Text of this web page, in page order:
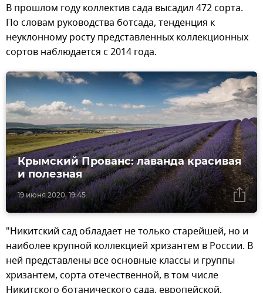
В прошлом году коллектив сада высадил 472 сорта.
По словам руководства ботсада, тенденция к
неуклонному росту представленных коллекционных
сортов наблюдается с 2014 года.
19 июня 2020, 19:45
Крымский Прованс: лаванда красивая
и полезная
"Никитский сад обладает не только старейшей, но и
наиболее крупной коллекцией хризантем в России. В
ней представлены все основные классы и группы
хризантем, сорта отечественной, в том числе
Никитского ботанического сада, европейской,